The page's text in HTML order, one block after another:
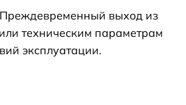
выход из
техническим параметрам
эксплуатации.